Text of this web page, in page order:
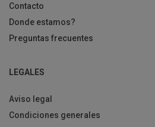
Contacto
Donde estamos?
Preguntas frecuentes
LEGALES
Aviso legal
Condiciones generales